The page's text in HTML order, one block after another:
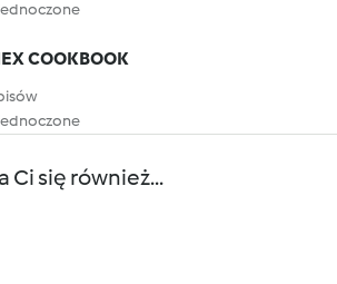
COOKBOOK
Ci się również...